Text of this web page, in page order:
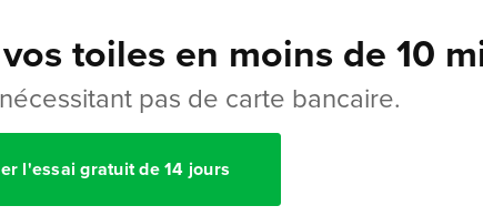
toiles en moins de 10
pas de carte bancaire.
l'essai gratuit de 14 jours